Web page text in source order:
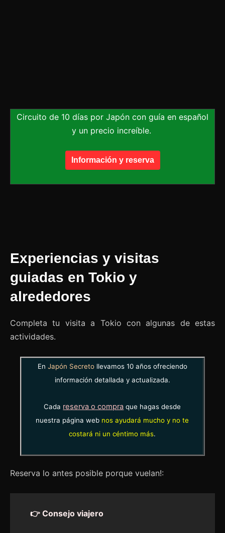
Circuito de 10 días por Japón con guía en español
y un precio increíble.
Información y reserva
Experiencias y visitas
guiadas en Tokio y
alrededores
Completa tu visita a Tokio con algunas de estas
actividades.
En Japón Secretollevamos 10 años ofreciendo
información detallada y actualizada.
Cada reserva o compra que hagas desde
nuestra página web nos ayudará mucho y no te
costará ni un céntimo más.
Reserva lo antes posible porque vuelan!:
👉 Consejo viajero